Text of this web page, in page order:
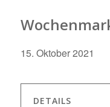
15. Oktober 2021
DETAILS